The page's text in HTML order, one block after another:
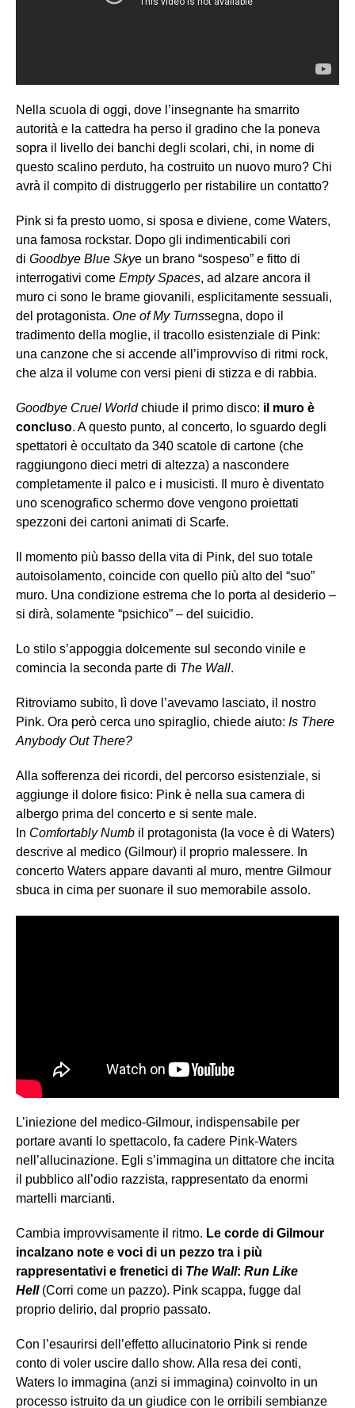
Nella scuola di oggi, dove l’insegnante ha smarrito
autorità e la cattedra ha perso il gradino che la poneva
sopra il livello dei banchi degli scolari, chi, in nome di
questo scalino perduto, ha costruito un nuovo muro? Chi
avrà il compito di distruggerlo per ristabilire un contatto?
Pink si fa presto uomo, si sposa e diviene, come Waters,
una famosa rockstar. Dopo gli indimenticabili cori
di Goodbye Blue Skye un brano “sospeso” e fitto di
interrogativi come Empty Spaces, ad alzare ancora il
muro ci sono le brame giovanili, esplicitamente sessuali,
del protagonista. One of My Turnssegna, dopo il
tradimento della moglie, il tracollo esistenziale di Pink:
una canzone che si accende all’improvviso di ritmi rock,
che alza il volume con versi pieni di stizza e di rabbia.
Goodbye Cruel Worldchiude il primo disco: il muro è
concluso. A questo punto, al concerto, lo sguardo degli
spettatori è occultato da 340 scatole di cartone (che
raggiungono dieci metri di altezza) a nascondere
completamente il palco e i musicisti. Il muro è diventato
uno scenografico schermo dove vengono proiettati
spezzoni dei cartoni animati di Scarfe.
Il momento più basso della vita di Pink, del suo totale
autoisolamento, coincide con quello più alto del “suo”
muro. Una condizione estrema che lo porta al desiderio –
si dirà, solamente “psichico” – del suicidio.
Lo stilo s’appoggia dolcemente sul secondo vinile e
comincia la seconda parte di The Wall.
Ritroviamo subito, lì dove l’avevamo lasciato, il nostro
Pink. Ora però cerca uno spiraglio, chiede aiuto: Is There
Anybody Out There?
Alla sofferenza dei ricordi, del percorso esistenziale, si
aggiunge il dolore fisico: Pink è nella sua camera di
albergo prima del concerto e si sente male.
In Comfortably Numb il protagonista (la voce è di Waters)
descrive al medico (Gilmour) il proprio malessere. In
concerto Waters appare davanti al muro, mentre Gilmour
sbuca in cima per suonare il suo memorabile assolo.
L’iniezione del medico-Gilmour, indispensabile per
portare avanti lo spettacolo, fa cadere Pink-Waters
nell’allucinazione. Egli s’immagina un dittatore che incita
il pubblico all’odio razzista, rappresentato da enormi
martelli marcianti.
Cambia improvvisamente il ritmo. Le corde di Gilmour
incalzano note e voci di un pezzo tra i più
rappresentativi e frenetici di The Wall: Run Like
Hell (Corri come un pazzo). Pink scappa, fugge dal
proprio delirio, dal proprio passato.
Con l’esaurirsi dell’effetto allucinatorio Pink si rende
conto di voler uscire dallo show. Alla resa dei conti,
Waters lo immagina (anzi si immagina) coinvolto in un
processo istruito da un giudice con le orribili sembianze